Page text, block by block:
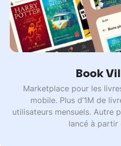
Book
Marketplace pour les
mobile. Plus d’1M de
utilisateurs mensuels. Autre
lancé à partir